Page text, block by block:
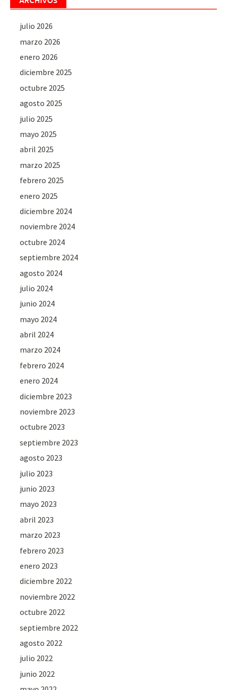
julio 2026
marzo 2026
enero 2026
diciembre 2025
octubre 2025
agosto 2025
julio 2025
mayo 2025
abril 2025
marzo 2025
febrero 2025
enero 2025
diciembre 2024
noviembre 2024
octubre 2024
septiembre 2024
agosto 2024
julio 2024
junio 2024
mayo 2024
abril 2024
marzo 2024
febrero 2024
enero 2024
diciembre 2023
noviembre 2023
octubre 2023
septiembre 2023
agosto 2023
julio 2023
junio 2023
mayo 2023
abril 2023
marzo 2023
febrero 2023
enero 2023
diciembre 2022
noviembre 2022
octubre 2022
septiembre 2022
agosto 2022
julio 2022
junio 2022